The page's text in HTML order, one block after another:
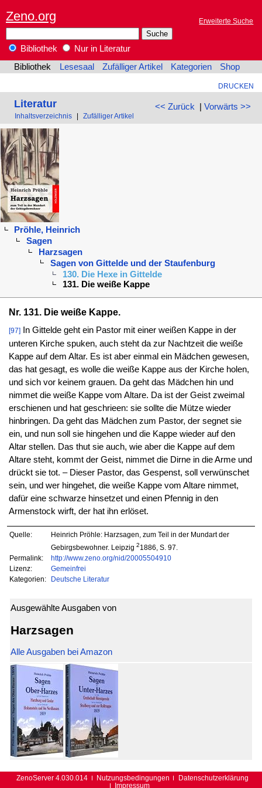
Zeno.org Erweiterte Suche
Bibliothek
Nur in Literatur
Bibliothek
Lesesaal Zufälliger Artikel Kategorien Shop
DRUCKEN
<< Zurück | Vorwärts >>
Literatur
Inhaltsverzeichnis Zufälliger Artikel
Pröhle, Heinrich
Sagen
Harzsagen
Sagen von Gittelde und der Staufenburg
130. Die Hexe in Gittelde
131. Die weiße Kappe
Nr. 131. Die weiße Kappe.
[97]In Gittelde geht ein Pastor mit einer weißen Kappe in der
unteren Kirche spuken, auch steht da zur Nachtzeit die weiße
Kappe auf dem Altar. Es ist aber einmal ein Mädchen gewesen,
das hat gesagt, es wolle die weiße Kappe aus der Kirche holen,
und sich vor keinem grauen. Da geht das Mädchen hin und
nimmet die weiße Kappe vom Altare. Da ist der Geist zweimal
erschienen und hat geschrieen: sie sollte die Mütze wieder
hinbringen. Da geht das Mädchen zum Pastor, der segnet sie
ein, und nun soll sie hingehen und die Kappe wieder auf den
Altar stellen. Das thut sie auch, wie aber die Kappe auf dem
Altare steht, kommt der Geist, nimmet die Dirne in die Arme und
drückt sie tot. – Dieser Pastor, das Gespenst, soll verwünschet
sein, und wer hingehet, die weiße Kappe vom Altare nimmet,
dafür eine schwarze hinsetzet und einen Pfennig in den
Armenstock wirft, der hat ihn erlöset.
Quelle:
Heinrich Pröhle: Harzsagen, zum Teil in der Mundart der
Gebirgsbewohner. Leipzig 21886, S. 97.
Permalink:
http://www.zeno.org/nid/20005504910
Lizenz:
Gemeinfrei
Kategorien:
Deutsche Literatur
Ausgewählte Ausgaben von
Harzsagen
Alle Ausgaben bei Amazon
ZenoServer 4.030.014 Nutzungsbedingungen
Datenschutzerklärung
Impressum